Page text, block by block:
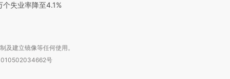
个失业率降至4.1%
及建立镜像等任何使用。
号